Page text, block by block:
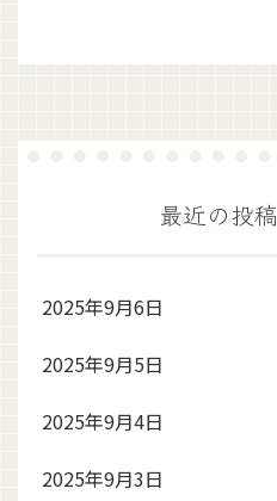
最近の投稿
2025年9月6日
2025年9月5日
2025年9月4日
2025年9月3日